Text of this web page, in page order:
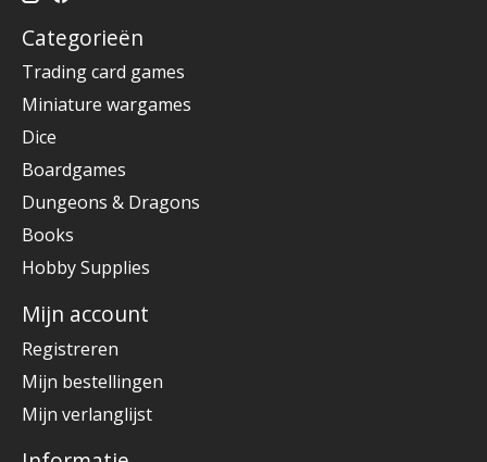
Categorieën
Trading card games
Miniature wargames
Dice
Boardgames
Dungeons & Dragons
Books
Hobby Supplies
Mijn account
Registreren
Mijn bestellingen
Mijn verlanglijst